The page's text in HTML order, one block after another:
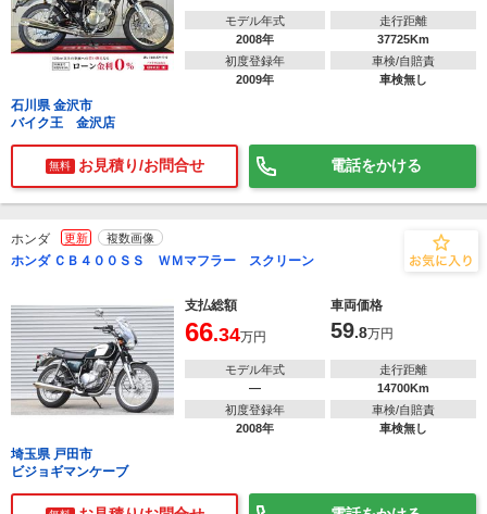
モデル年式
2008年
走行距離
37725Km
初度登録年
2009年
車検/自賠責
車検無し
石川県 金沢市
バイク王 金沢店
無料 お見積り/お問合せ 電話をかける
ホンダ 更新 複数画像
ホンダ ＣＢ４００ＳＳ ＷＭマフラー スクリーン
支払総額 車両価格
66.34万円 59.8万円
モデル年式
―
走行距離
14700Km
初度登録年
2008年
車検/自賠責
車検無し
埼玉県 戸田市
ビジョギマンケーブ